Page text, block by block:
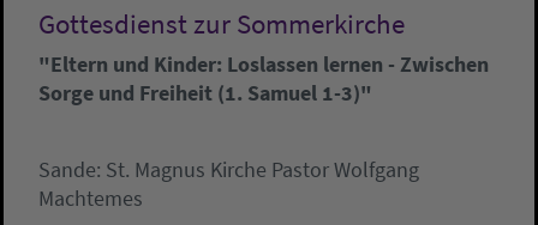
Gottesdienst zur Sommerkirche
"Eltern und Kinder: Loslassen lernen - Zwischen
Sorge und Freiheit (1. Samuel 1-3)"
Sande: St. Magnus Kirche Pastor Wolfgang
Machtemes